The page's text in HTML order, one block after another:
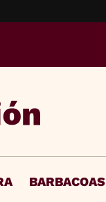
BARBACOAS